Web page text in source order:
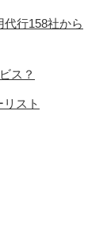
行158社から
ス？
スト